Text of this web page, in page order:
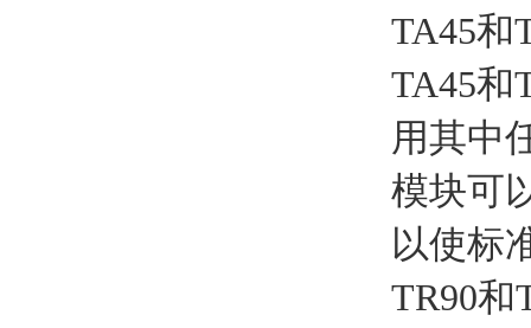
TA45和
TA45和
用其中
模块可
以使标
TR90和